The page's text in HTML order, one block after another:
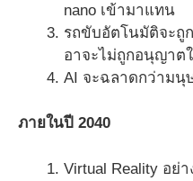
nano เข้ามาแทน
รถขับอัตโนมัติจะถู
อาจะไม่ถูกอนุญาต
AI จะฉลาดกว่ามนุ
ภายในปี 2040
Virtual Reality อย่